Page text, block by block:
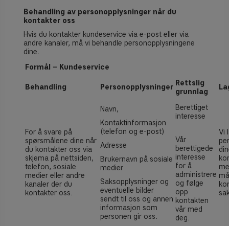
Behandling av personopplysninger når du
kontakter oss
Hvis du kontakter kundeservice via e-post eller via
andre kanaler, må vi behandle personopplysningene
dine.
Formål − Kundeservice
Behandling Personopplysninger Rettslig
grunnlag
For å svare på
spørsmålene dine når
du kontakter oss via
skjema på nettsiden,
telefon, sosiale
medier eller andre
kanaler der du
kontakter oss.
Navn,
Kontaktinformasjon
(telefon og e-post)
Adresse
Brukernavn på sosiale
medier
Saksopplysninger og
eventuelle bilder
sendt til oss og annen
informasjon som
personen gir oss.
Berettiget
interesse
Vår
berettigede
interesse
for å
administrere
og følge
opp
kontakten
vår med
deg.
Vi